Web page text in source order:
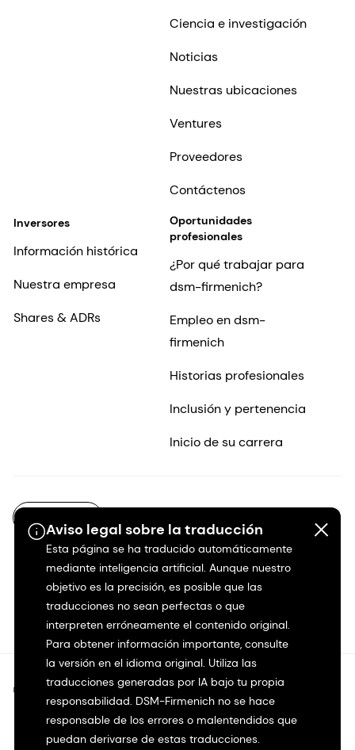
Aviso legal sobre la traducción
Esta página se ha traducido automáticamente
mediante inteligencia artificial. Aunque nuestro
objetivo es la precisión, es posible que las
traducciones no sean perfectas o que
interpreten erróneamente el contenido original.
Para obtener información importante, consulte
la versión en el idioma original. Utiliza las
traducciones generadas por IA bajo tu propia
responsabilidad. DSM-Firmenich no se hace
responsable de los errores o malentendidos que
puedan derivarse de estas traducciones.
Ciencia e investigación
Noticias
Nuestras ubicaciones
Ventures
Proveedores
Contáctenos
Inversores
Información histórica
Nuestra empresa
Shares & ADRs
Oportunidades
profesionales
¿Por qué trabajar para
dsm-firmenich?
Empleo en dsm-
firmenich
Historias profesionales
Inclusión y pertenencia
Inicio de su carrera
©2026 dsm-firmenich. Todos los derechos reservados.
Protección de datos